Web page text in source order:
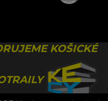
KOŠICKÉ